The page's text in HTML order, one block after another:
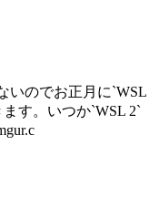
いのでお正月に`WSL
す。いつか`WSL 2`